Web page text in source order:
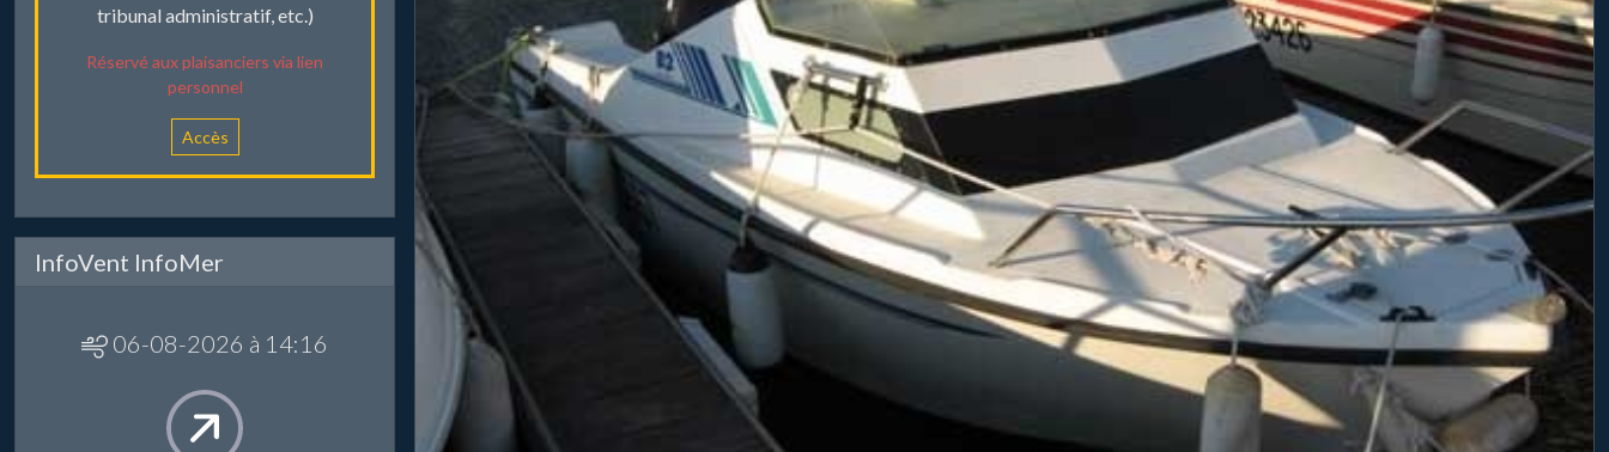
tribunal administratif, etc.)
Réservé aux plaisanciers via lien
personnel
Accès
InfoVent InfoMer
06-08-2026 à 14:16